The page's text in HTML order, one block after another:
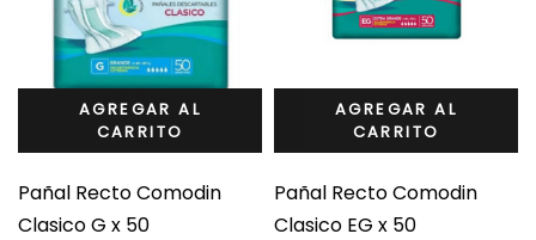
AGREGAR AL
CARRITO
Pañal Recto Comodin
Clasico G x 50
AGREGAR AL
CARRITO
Pañal Recto Comodin
Clasico EG x 50